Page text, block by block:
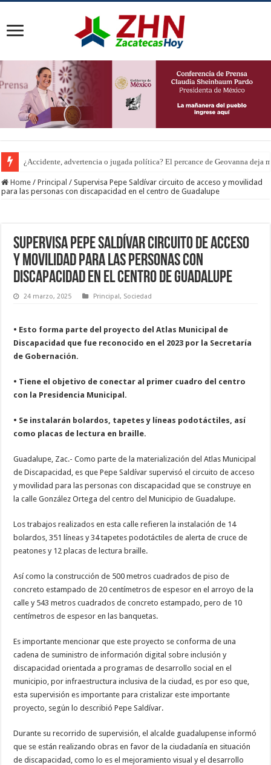
¿Accidente, advertencia o jugada política? El percance de Geovanna deja
Home / Principal / Supervisa Pepe Saldívar circuito de acceso y movilidad
para las personas con discapacidad en el centro de Guadalupe
Supervisa Pepe Saldívar circuito de acceso
y movilidad para las personas con
discapacidad en el centro de Guadalupe
24 marzo, 2025 Principal, Sociedad
• Esto forma parte del proyecto del Atlas Municipal de
Discapacidad que fue reconocido en el 2023 por la Secretaría
de Gobernación.
• Tiene el objetivo de conectar al primer cuadro del centro
con la Presidencia Municipal.
• Se instalarán bolardos, tapetes y líneas podotáctiles, así
como placas de lectura en braille.
Guadalupe, Zac.- Como parte de la materialización del Atlas Municipal
de Discapacidad, es que Pepe Saldívar supervisó el circuito de acceso
y movilidad para las personas con discapacidad que se construye en
la calle González Ortega del centro del Municipio de Guadalupe.
Los trabajos realizados en esta calle refieren la instalación de 14
bolardos, 351 líneas y 34 tapetes podotáctiles de alerta de cruce de
peatones y 12 placas de lectura braille.
Así como la construcción de 500 metros cuadrados de piso de
concreto estampado de 20 centímetros de espesor en el arroyo de la
calle y 543 metros cuadrados de concreto estampado, pero de 10
centímetros de espesor en las banquetas.
Es importante mencionar que este proyecto se conforma de una
cadena de suministro de información digital sobre inclusión y
discapacidad orientada a programas de desarrollo social en el
municipio, por infraestructura inclusiva de la ciudad, es por eso que,
esta supervisión es importante para cristalizar este importante
proyecto, según lo describió Pepe Saldívar.
Durante su recorrido de supervisión, el alcalde guadalupense informó
que se están realizando obras en favor de la ciudadanía en situación
de discapacidad, como lo es el mejoramiento visual y el desarrollo